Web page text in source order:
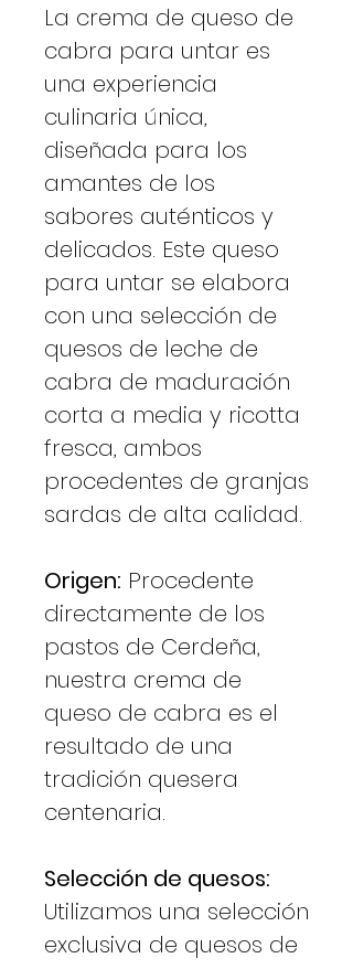
La crema de queso de
cabra para untar es
una experiencia
culinaria única,
diseñada para los
amantes de los
sabores auténticos y
delicados. Este queso
para untar se elabora
con una selección de
quesos de leche de
cabra de maduración
corta a media y ricotta
fresca, ambos
procedentes de granjas
sardas de alta calidad.
Origen: Procedente
directamente de los
pastos de Cerdeña,
nuestra crema de
queso de cabra es el
resultado de una
tradición quesera
centenaria.
Selección de quesos:
Utilizamos una selección
exclusiva de quesos de